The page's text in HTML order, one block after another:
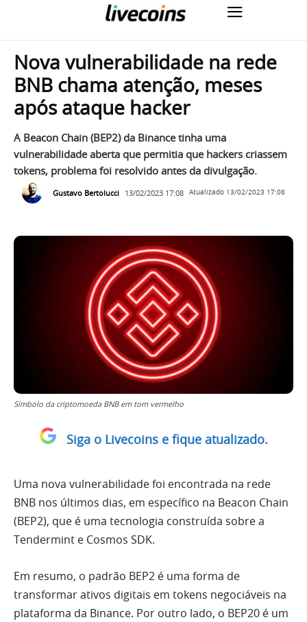
Nova vulnerabilidade na rede
BNB chama atenção, meses
após ataque hacker
A Beacon Chain (BEP2) da Binance tinha uma
vulnerabilidade aberta que permitia que hackers criassem
tokens, problema foi resolvido antes da divulgação.
Gustavo Bertolucci 13/02/2023 17:08 Atualizado 13/02/2023 17:08
Símbolo da criptomoeda BNB em tom vermelho
Siga o Livecoins e fique atualizado.
Uma nova vulnerabilidade foi encontrada na rede
BNB nos últimos dias, em específico na Beacon Chain
(BEP2), que é uma tecnologia construída sobre a
Tendermint e Cosmos SDK.
Em resumo, o padrão BEP2 é uma forma de
transformar ativos digitais em tokens negociáveis na
plataforma da Binance. Por outro lado, o BEP20 é um